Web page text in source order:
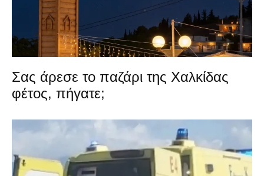
Σας άρεσε το παζάρι της Χαλκίδας
φέτος, πήγατε;